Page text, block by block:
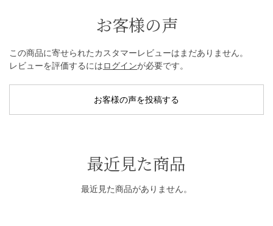
お客様の声
この商品に寄せられたカスタマーレビューはまだありません。
レビューを評価するにはログインが必要です。
お客様の声を投稿する
最近見た商品
最近見た商品がありません。